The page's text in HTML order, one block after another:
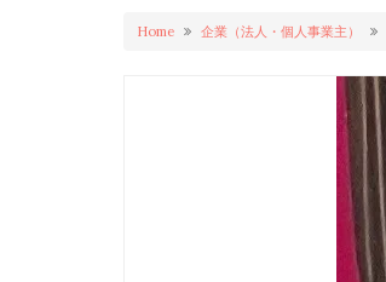
Home 企業（法人・個人事業主）